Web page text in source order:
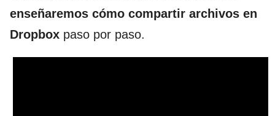
enseñaremos cómo compartir archivos en
Dropbox paso por paso.